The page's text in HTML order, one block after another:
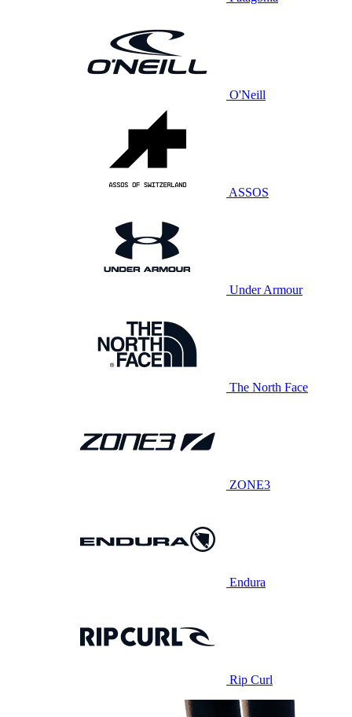
O'Neill
ASSOS
Under Armour
The North Face
ZONE3
Endura
Rip Curl